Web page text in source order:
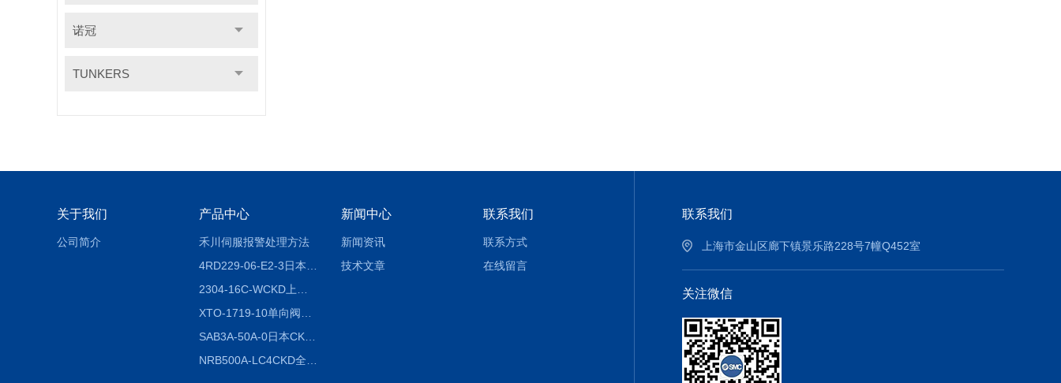
诺冠
TUNKERS
关于我们
公司简介
产品中心
禾川伺服报警处理方法
SAB3A-50A-0日本CKD全国授权代理
新闻中心
新闻资讯
技术文章
联系我们
联系方式
在线留言
联系我们
上海市金山区廊下镇景乐路228号7幢Q452室
关注微信